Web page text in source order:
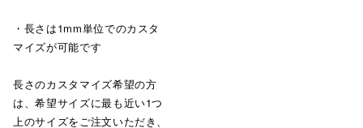
・長さは1mm単位でのカスタ
マイズが可能です
長さのカスタマイズ希望の方
は、希望サイズに最も近い1つ
上のサイズをご注文いただき、